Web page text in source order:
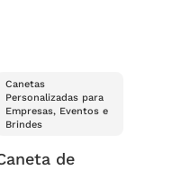
Canetas
Personalizadas para
Empresas, Eventos e
Brindes
de